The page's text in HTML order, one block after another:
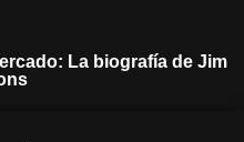
La biografía de Jim